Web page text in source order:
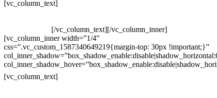
[vc_column_text]
[/vc_column_text][/vc_column_inner]
[vc_column_inner width=”1/4″
css=”.vc_custom_1587340649219{margin-top: 30px !important;}”
[vc_column_text]